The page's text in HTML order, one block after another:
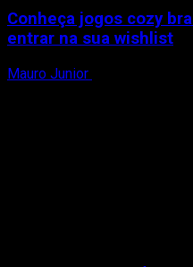
Conheça jogos cozy
entrar na sua wishlist
Mauro Junior